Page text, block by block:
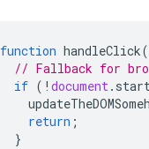
function handleClick(
// Fallback for
if ( ! document.
return ;
}